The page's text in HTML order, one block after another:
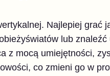
Najlepiej grać
lub
z mocą umiejętności,
co zmieni go w